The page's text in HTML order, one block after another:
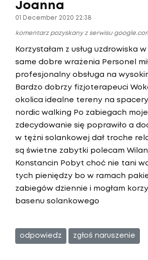
Joanna
01 December 2020 22:38
komentarz pozyskany z serwisu
Korzystałam z usług uzdrowiska
same dobre wrażenia Personel
profesjonalny obsługa na
Bardzo dobrzy fizjoterapeuci
okolica idealne tereny na
nordic walking Po zabiegach
zdecydowanie się poprawiło a
w tężni solankowej dał troche
są świetne zabytki polecam
Konstancin Pobyt choć nie tani
tych pieniędzy bo w ramach
zabiegów dziennie i mogłam
basenu solankowego
odpowiedz zgłoś naruszenie